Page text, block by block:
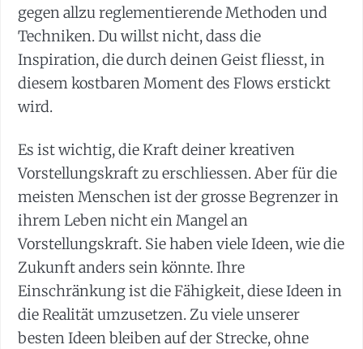
gegen allzu reglementierende Methoden und
Techniken. Du willst nicht, dass die
Inspiration, die durch deinen Geist fliesst, in
diesem kostbaren Moment des Flows erstickt
wird.
Es ist wichtig, die Kraft deiner kreativen
Vorstellungskraft zu erschliessen. Aber für die
meisten Menschen ist der grosse Begrenzer in
ihrem Leben nicht ein Mangel an
Vorstellungskraft. Sie haben viele Ideen, wie die
Zukunft anders sein könnte. Ihre
Einschränkung ist die Fähigkeit, diese Ideen in
die Realität umzusetzen. Zu viele unserer
besten Ideen bleiben auf der Strecke, ohne